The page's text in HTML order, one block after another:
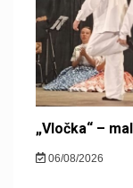
„Vločka“ –
06/08/2026